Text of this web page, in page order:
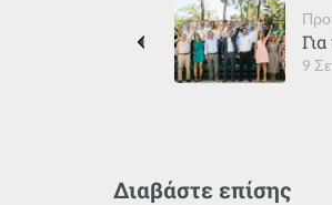
9
Διαβάστε επίσης